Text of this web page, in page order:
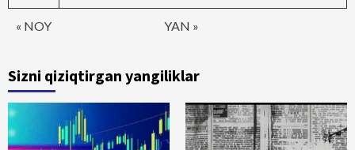
« NOY YAN »
Sizni qiziqtirgan yangiliklar